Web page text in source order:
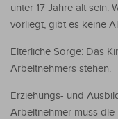
unter 17 Jahre alt sein.
vorliegt, gibt es keine
Elterliche Sorge: Das
Arbeitnehmers stehen.
Erziehungs- und
Arbeitnehmer muss